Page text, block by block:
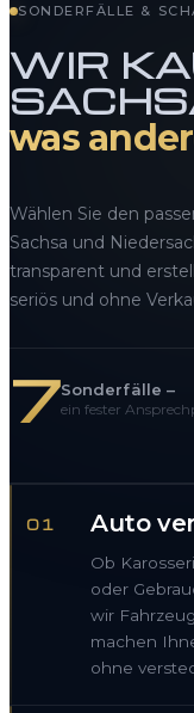
SONDERFÄLLE &
WIR
was
Wählen Sie den
Sachsa und
transparent und
seriös und ohne
7Sonderfälle –
ein fester
01 Auto
Ob
oder
wir
machen
ohne